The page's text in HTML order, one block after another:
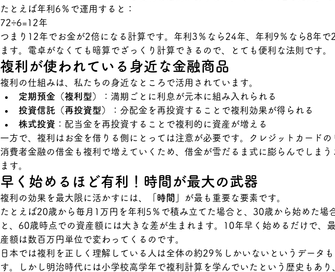
たとえば年利6％で運用すると：
72÷6=12年
つまり12年でお金が2倍になる計算です。年利3％なら24年、年利9％なら8年で
ます。電卓がなくても暗算でざっくり計算できるので、とても便利な法則です。
複利が使われている身近な金融商品
複利の仕組みは、私たちの身近なところで活用されています。
定期預金（複利型）
：満期ごとに利息が元本に組み入れられる
投資信託（再投資型）
：分配金を再投資することで複利効果が得られる
株式投資 ：配当金を再投資することで複利的に資産が増える
一方で、複利はお金を借りる側にとっては注意が必要です。クレジットカードの
消費者金融の借金も複利で増えていくため、借金が雪だるま式に膨らんでしまう
ます。
早く始めるほど有利！時間が最大の武器
複利の効果を最大限に活かすには、 「時間」
が最も重要な要素です。
たとえば20歳から毎月1万円を年利5％で積み立てた場合と、30歳から始めた場
と、60歳時点での資産額には大きな差が生まれます。10年早く始めるだけで、
産額は数百万円単位で変わってくるのです。
日本では複利を正しく理解している人は全体の約29％しかいないというデータも
す。しかし明治時代には小学校高学年で複利計算を学んでいたという歴史もあり